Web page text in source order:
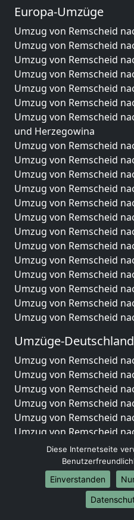
Europa-Umzüge
Umzug von Remscheid
Umzug von Remscheid
Umzug von Remscheid
Umzug von Remscheid
Umzug von Remscheid
Umzug von Remscheid
Umzug von Remscheid
und Herzegowina
Umzug von Remscheid
Umzug von Remscheid
Umzug von Remscheid
Umzug von Remscheid
Umzug von Remscheid
Umzug von Remscheid
Umzug von Remscheid
Umzug von Remscheid
Umzug von Remscheid
Umzug von Remscheid
Umzug von Remscheid
Umzug von Remscheid
Umzug von Remscheid
Umzüge-
Umzug von Remscheid
Umzug von Remscheid
Umzug von Remscheid
Umzug von Remscheid
Umzug von Remscheid
Umzug von Remscheid
Umzug von Remscheid
Umzug von Remscheid
Umzug von Remscheid
Umzug von Remscheid
Umzug von Remscheid
Diese Internetseite
Einverstanden